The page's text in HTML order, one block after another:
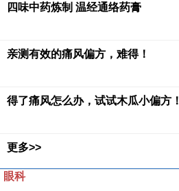
四味中药炼制 温经通络药膏
亲测有效的痛风偏方，难得！
得了痛风怎么办，试试木瓜小偏方！
更多>>
眼科